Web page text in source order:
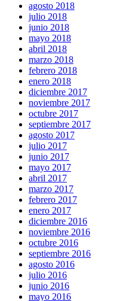
agosto 2018
julio 2018
junio 2018
mayo 2018
abril 2018
marzo 2018
febrero 2018
enero 2018
diciembre 2017
noviembre 2017
octubre 2017
septiembre 2017
agosto 2017
julio 2017
junio 2017
mayo 2017
abril 2017
marzo 2017
febrero 2017
enero 2017
diciembre 2016
noviembre 2016
octubre 2016
septiembre 2016
agosto 2016
julio 2016
junio 2016
mayo 2016